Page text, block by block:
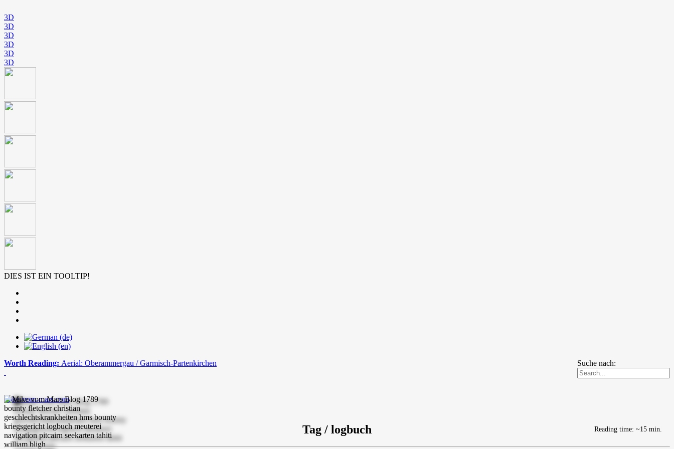
3D
3D
3D
3D
3D
3D
DIES IST EIN TOOLTIP!
Suche nach:
Worth Reading: Aerial: Oberammergau / Garmisch-Partenkirchen
mike-vom-mars.com
Tag / logbuch Reading time: ~15 min.